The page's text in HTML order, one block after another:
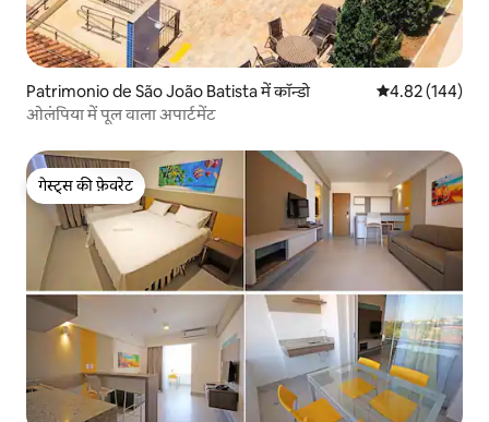
Patrimonio de São João Batista में कॉन्डो औसत रेटिंग 5 में से
4.82 (144)
ओलंपिया में पूल वाला अपार्टमेंट
गेस्ट्स की फ़ेवरेट
गेस्ट्स की फ़ेवरेट